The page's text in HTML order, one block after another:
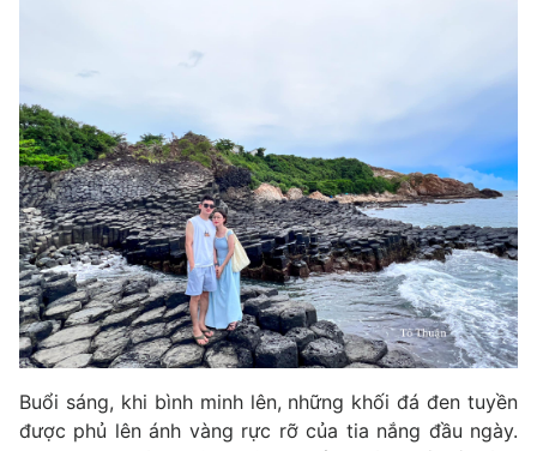
Buổi sáng, khi bình minh lên, những khối đá đen tuyền
được phủ lên ánh vàng rực rỡ của tia nắng đầu ngày.